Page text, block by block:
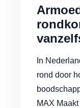
In
rond door
MAX